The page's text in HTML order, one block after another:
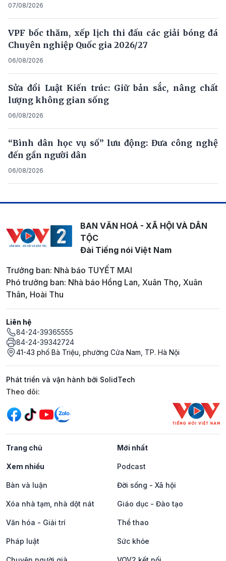
07/08/2026
VPF bốc thăm, xếp lịch thi đấu các giải bóng đá
Chuyên nghiệp Quốc gia 2026/27
06/08/2026
Sửa đổi Luật Kiến trúc: Giữ bản sắc, nâng chất
lượng không gian sống
06/08/2026
“Bình dân học vụ số” lưu động: Đưa công nghệ
đến gần người dân
06/08/2026
BAN VĂN HOÁ - XÃ HỘI VÀ DÂN
TỘC
Đài Tiếng nói Việt Nam
Trưởng ban: Nhà báo TUYẾT MAI
Phó trưởng ban: Nhà báo Hồng Lan, Xuân Thọ, Xuân
Thân, Hoài Thu
Liên hệ
84-24-39365555
84-24-39342724
41-43 phố Bà Triệu, phường Cửa Nam, TP. Hà Nội
Phát triển và vận hành bởi SolidTech
Mạng xã hội
Theo dõi:
Trang chủ Mới nhất
Xem nhiều Podcast
Bàn và luận Đời sống - Xã hội
Xóa nhà tạm, nhà dột nát Giáo dục - Đào tạo
Văn hóa - Giải trí Thể thao
Pháp luật Sức khỏe